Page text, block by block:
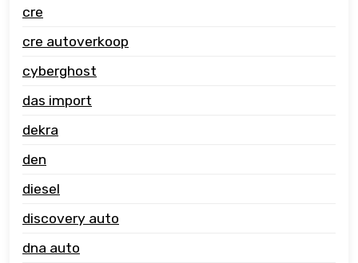
cre
cre autoverkoop
cyberghost
das import
dekra
den
diesel
discovery auto
dna auto